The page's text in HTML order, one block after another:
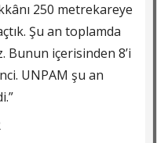
250 metrekareye
Şu an toplamda
Bunun içerisinden 8’i
UNPAM şu an